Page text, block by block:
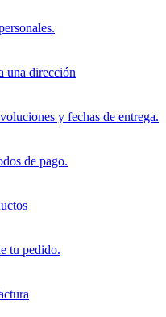
una dirección
y fechas de entrega.
de pago.
tu pedido.